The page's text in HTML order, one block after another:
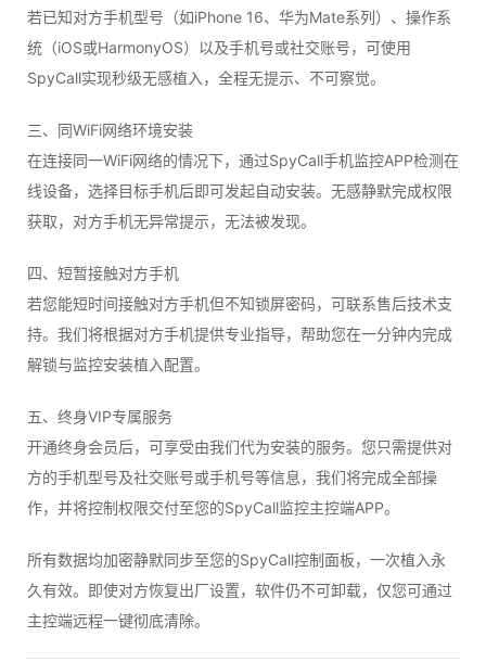
若已知对方手机型号（如iPhone 16、华为Mate系列）、操作系
统（iOS或HarmonyOS）以及手机号或社交账号，可使用
SpyCall实现秒级无感植入，全程无提示、不可察觉。
三、同WiFi网络环境安装
在连接同一WiFi网络的情况下，通过SpyCall手机监控APP检测在
线设备，选择目标手机后即可发起自动安装。无感静默完成权限
获取，对方手机无异常提示，无法被发现。
四、短暂接触对方手机
若您能短时间接触对方手机但不知锁屏密码，可联系售后技术支
持。我们将根据对方手机提供专业指导，帮助您在一分钟内完成
解锁与监控安装植入配置。
五、终身VIP专属服务
开通终身会员后，可享受由我们代为安装的服务。您只需提供对
方的手机型号及社交账号或手机号等信息，我们将完成全部操
作，并将控制权限交付至您的SpyCall监控主控端APP。
所有数据均加密静默同步至您的SpyCall控制面板，一次植入永
久有效。即使对方恢复出厂设置，软件仍不可卸载，仅您可通过
主控端远程一键彻底清除。